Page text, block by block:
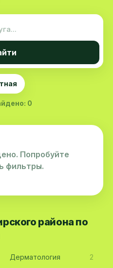
0
Попробуйте
фильтры.
района по
Дерматология 2